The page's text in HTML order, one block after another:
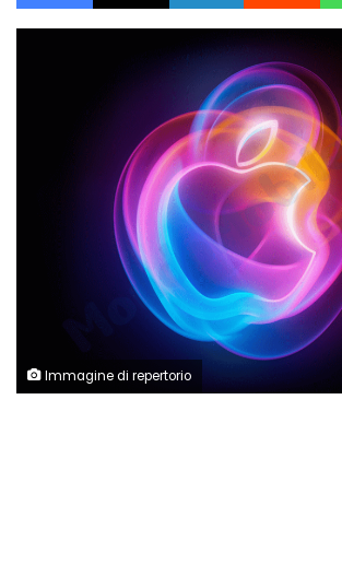
Immagine di repertorio